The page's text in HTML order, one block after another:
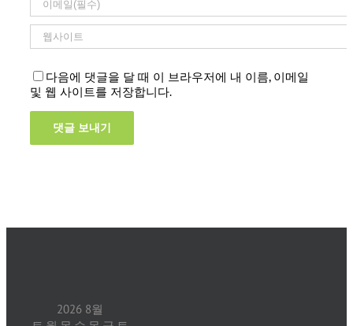
다음에 댓글을 달 때 이 브라우저에 내 이름, 이메일
및 웹 사이트를 저장합니다.
2026 8월